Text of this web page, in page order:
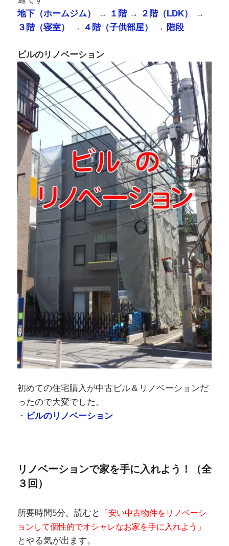
地下（ホームジム）
→ １階→ ２階（LDK）
→
３階（寝室）
→ ４階（子供部屋） → 階段
ビルのリノベーション
初めての住宅購入が中古ビル＆リノベーションだ
ったので大変でした。
・ ビルのリノベーション
リノベーションで家を手に入れよう！（全
３回）
所要時間5分。読むと
「安い中古物件をリノベーシ
ョンして個性的でオシャレなお家を手に入れよう」
とやる気が出ます。